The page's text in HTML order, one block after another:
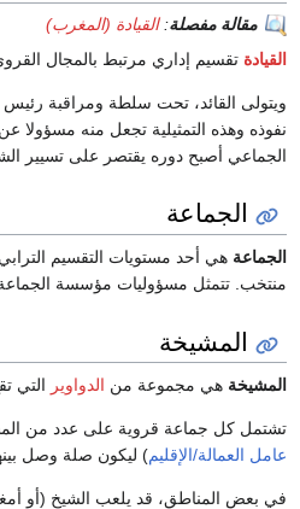
مقالة مفصلة:القيادة (المغرب)
القيادة تقسيم إداري مرتبط بالمجال
ويتولى القائد، تحت سلطة ومراقبة رئيس
نفوذه وهذه التمثيلية تجعل منه مسؤولا
الجماعي أصبح دوره يقتصر على تسيير
الجماعة
الجماعة هي أحد مستويات التقسيم
منتخب. تتمثل مسؤوليات مؤسسة
المشيخة
المشيخة هي مجموعة من الدواوير التي
تشتمل كل جماعة قروية على عدد من
عامل العمالة/الإقليم) ليكون صلة وصل
في بعض المناطق، قد يلعب الشيخ (أو